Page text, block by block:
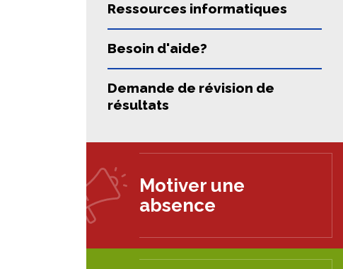
Ressources informatiques
Besoin d'aide?
Demande de révision de
résultats
Motiver une
absence